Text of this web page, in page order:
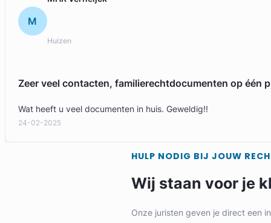
M
Huizen
Zeer veel contacten, familierechtdocumenten op één
Wat heeft u veel documenten in huis. Geweldig!!
24-02-2025
HULP NODIG BIJ JOUW
Wij staan voor je
Onze juristen geven je direct een